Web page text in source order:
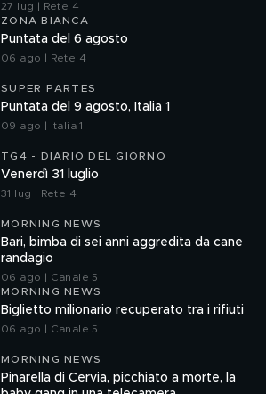
27 lug | Rete 4
ZONA BIANCA
Puntata del 6 agosto
06 ago | Rete 4
SUPER PARTES
Puntata del 9 agosto, Italia 1
09 ago | Italia 1
TG4 - DIARIO DEL GIORNO
Venerdì 31 luglio
31 lug | Rete 4
MORNING NEWS
Bari, bimba di sei anni aggredita da cane
randagio
06 ago | Canale 5
MORNING NEWS
Biglietto milionario recuperato tra i rifiuti
06 ago | Canale 5
MORNING NEWS
Pinarella di Cervia, picchiato a morte, la